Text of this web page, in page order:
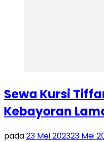
Sewa Kursi
Kebayoran
pada23 Mei 202323 Mei